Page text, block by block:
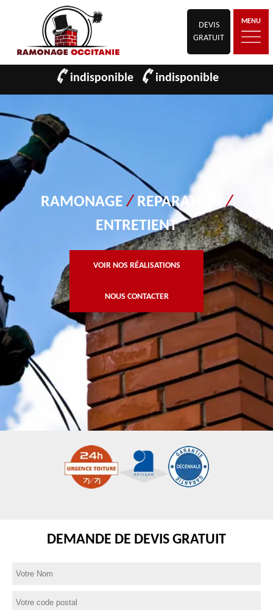
DEVIS
GRATUIT
MENU
indisponible indisponible
RAMONAGE/ REPARATION/
ENTRETIENT
VOIR NOS RÉALISATIONS
NOUS CONTACTER
DEMANDE DE DEVIS GRATUIT